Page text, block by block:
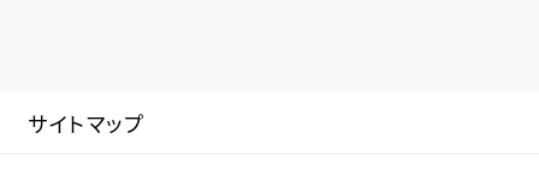
サイトマップ